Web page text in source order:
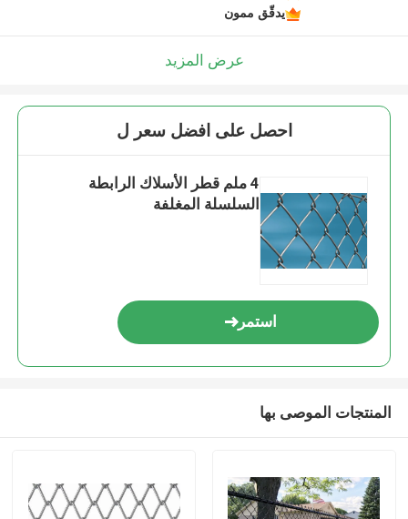
يدقّق ممون
عرض المزيد
احصل على افضل سعر ل
4 ملم قطر الأسلاك الرابطة
السلسلة المغلفة
استمر
المنتجات الموصى بها